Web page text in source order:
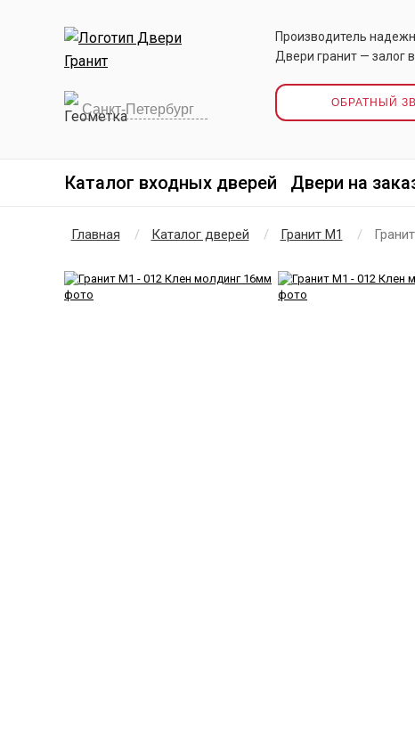
Производитель
Двери гранит — залог
ОБРАТНЫЙ
Каталог входных дверей Двери на
Главная Каталог дверей Гранит М1